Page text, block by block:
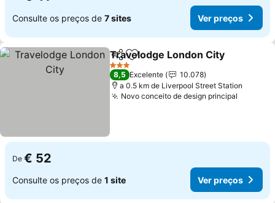
Consulte os preços de 7 sites Ver preços
PartilharAdicionar aos favoritos
Travelodge London City
3 Estrelas
8,5 Excelente
10.078
a 0.5 km de Liverpool Street Station
Novo conceito de design principal
De € 52
Consulte os preços de 1 site Ver preços